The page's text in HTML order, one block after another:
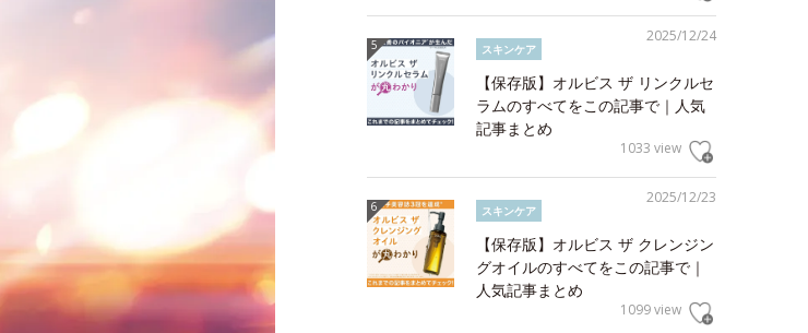
2025/12/24
スキンケア
【保存版】オルビス ザ リンクルセ
ラムのすべてをこの記事で｜人気
記事まとめ
1033 view
2025/12/23
スキンケア
【保存版】オルビス ザ クレンジン
グオイルのすべてをこの記事で｜
人気記事まとめ
1099 view